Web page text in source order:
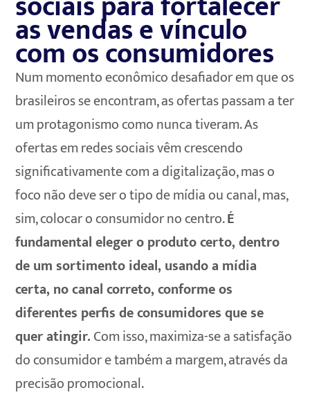
as vendas e vínculo
com os consumidores
Num momento econômico desafiador em que os
brasileiros se encontram, as ofertas passam a ter
um protagonismo como nunca tiveram. As
ofertas em redes sociais vêm crescendo
significativamente com a digitalização, mas o
foco não deve ser o tipo de mídia ou canal, mas,
sim, colocar o consumidor no centro.É
fundamental eleger o produto certo, dentro
de um sortimento ideal, usando a mídia
certa, no canal correto, conforme os
diferentes perfis de consumidores que se
quer atingir.Com isso, maximiza-se a satisfação
do consumidor e também a margem, através da
precisão promocional.